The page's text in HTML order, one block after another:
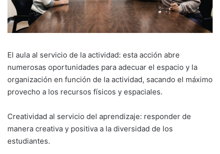
El aula al servicio de la actividad: esta acción abre
numerosas oportunidades para adecuar el espacio y la
organización en función de la actividad, sacando el máximo
provecho a los recursos físicos y espaciales.
Creatividad al servicio del aprendizaje: responder de
manera creativa y positiva a la diversidad de los
estudiantes.